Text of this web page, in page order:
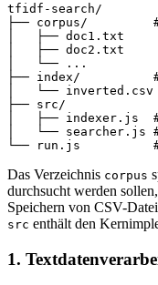
tfidf-search/
├── corpus/         #
│   ├── doc1.txt
│   ├── doc2.txt
│   └── ...
├── index/          #
│   └── inverted.csv
├── src/
│   ├── indexer.js  #
│   └── searcher.js #
Das Verzeichnis corpus
durchsucht werden
Speichern von CSV-
src enthält den
1.